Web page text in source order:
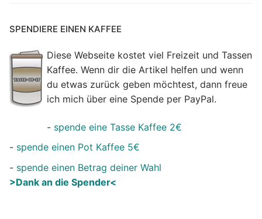
SPENDIERE EINEN KAFFEE
Diese Webseite kostet viel Freizeit und Tassen
Kaffee. Wenn dir die Artikel helfen und wenn
du etwas zurück geben möchtest, dann freue
ich mich über eine Spende per PayPal.
- spende eine Tasse Kaffee 2€
- spende einen Pot Kaffee 5€
- spende einen Betrag deiner Wahl
>Dank an die Spender<